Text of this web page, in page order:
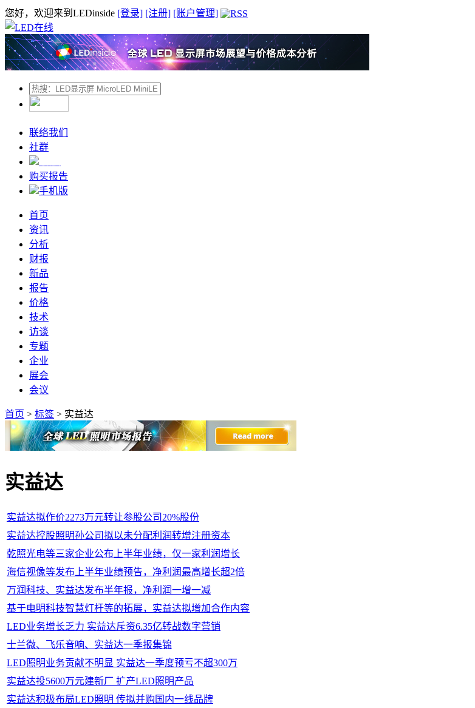
您好，欢迎来到LEDinside [登录] [注册] [账户管理]
联络我们
社群
购买报告
手机版
首页
资讯
分析
财报
新品
报告
价格
技术
访谈
专题
企业
展会
会议
首页 > 标签 > 实益达
实益达
实益达拟作价2273万元转让参股公司20%股份
实益达控股照明孙公司拟以未分配利润转增注册资本
乾照光电等三家企业公布上半年业绩，仅一家利润增长
海信视像等发布上半年业绩预告，净利润最高增长超2倍
万润科技、实益达发布半年报，净利润一增一减
基于电明科技智慧灯杆等的拓展，实益达拟增加合作内容
LED业务增长乏力 实益达斥资6.35亿转战数字营销
士兰微、飞乐音响、实益达一季报集锦
LED照明业务贡献不明显 实益达一季度预亏不超300万
实益达投5600万元建新厂 扩产LED照明产品
实益达积极布局LED照明 传拟并购国内一线品牌